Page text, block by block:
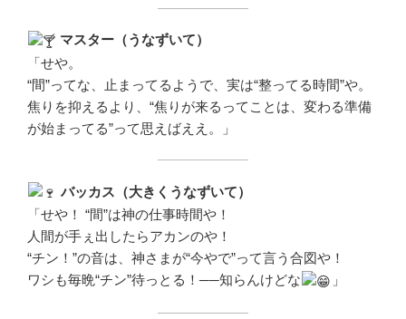
マスター（うなずいて）
「せや。
“間”ってな、止まってるようで、実は“整ってる時間”や。
焦りを抑えるより、“焦りが来るってことは、変わる準備
が始まってる”って思えばええ。」
バッカス（大きくうなずいて）
「せや！ “間”は神の仕事時間や！
人間が手ぇ出したらアカンのや！
“チン！”の音は、神さまが“今やで”って言う合図や！
ワシも毎晩“チン”待っとる！──知らんけどな
」